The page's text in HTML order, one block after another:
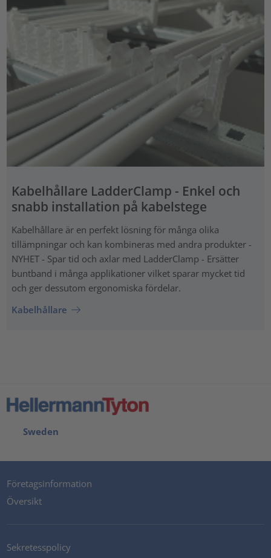
Kabelhållare LadderClamp - Enkel och
snabb installation på kabelstege
Kabelhållare är en perfekt lösning för många olika
tillämpningar och kan kombineras med andra produkter -
NYHET - Spar tid och axlar med LadderClamp - Ersätter
buntband i många applikationer vilket sparar mycket tid
och ger dessutom ergonomiska fördelar.
Kabelhållare
Sweden
Företagsinformation
Översikt
Sekretesspolicy